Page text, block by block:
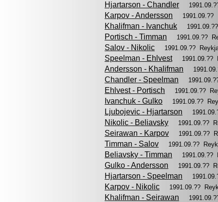
Hjartarson - Chandler
Karpov - Andersson
Khalifman - Ivanchuk
Portisch - Timman 1991.09.??
Salov - Nikolic 1991.09.??
Speelman - Ehlvest
Andersson - Khalifman
Chandler - Speelman
Ehlvest - Portisch 1991.09.??
Ivanchuk - Gulko 1991.09.??
Ljubojevic - Hjartarson
Nikolic - Beliavsky 1991.09.??
Seirawan - Karpov 1991.09.??
Timman - Salov 1991.09.??
Beliavsky - Timman
Gulko - Andersson 1991.09.??
Hjartarson - Speelman
Karpov - Nikolic 1991.09.??
Khalifman - Seirawan